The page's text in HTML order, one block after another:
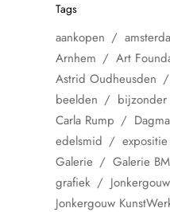
Tags
aankopen
Arnhem
Art
Astrid Oudheusden
beelden
bijzonder
Carla Rump
edelsmid
expositie
Galerie
Galerie
grafiek
Jonkergouw
Jonkergouw